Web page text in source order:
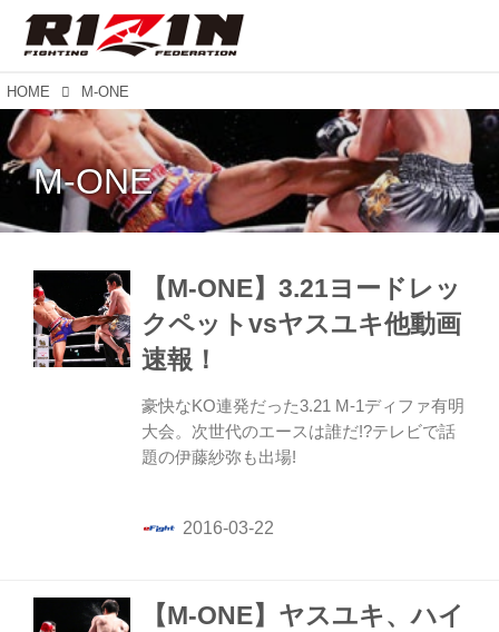
HOME M-ONE
M-ONE
【M-ONE】3.21ヨードレッ
クペットvsヤスユキ他動画
速報！
豪快なKO連発だった3.21 M-1ディファ有明
大会。次世代のエースは誰だ!?テレビで話
題の伊藤紗弥も出場!
【M-ONE】ヤスユキ、ハイ